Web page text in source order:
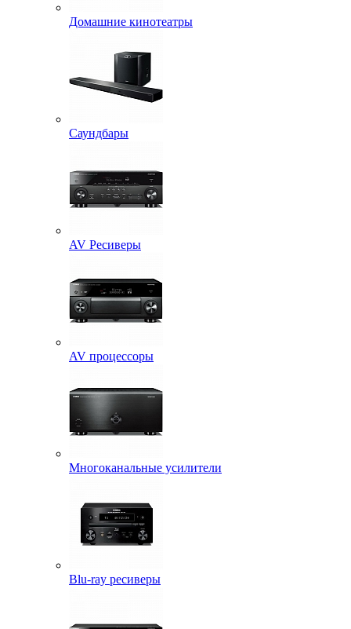
Домашние кинотеатры
Саундбары
AV Ресиверы
AV процессоры
Многоканальные усилители
Blu-ray ресиверы